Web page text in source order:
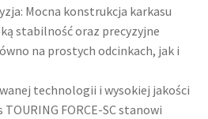
Mocna konstrukcja karkasu
stabilność oraz precyzyjne
na prostych odcinkach, jak i
technologii i wysokiej jakości
FORCE-SC stanowi